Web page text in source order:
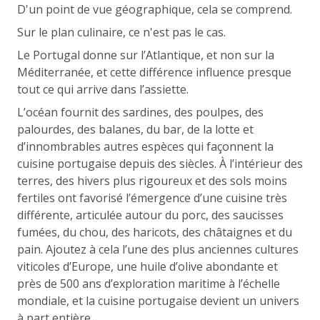
D'un point de vue géographique, cela se comprend.
Sur le plan culinaire, ce n'est pas le cas.
Le Portugal donne sur l’Atlantique, et non sur la
Méditerranée, et cette différence influence presque
tout ce qui arrive dans l’assiette.
L’océan fournit des sardines, des poulpes, des
palourdes, des balanes, du bar, de la lotte et
d’innombrables autres espèces qui façonnent la
cuisine portugaise depuis des siècles. À l’intérieur des
terres, des hivers plus rigoureux et des sols moins
fertiles ont favorisé l’émergence d’une cuisine très
différente, articulée autour du porc, des saucisses
fumées, du chou, des haricots, des châtaignes et du
pain. Ajoutez à cela l’une des plus anciennes cultures
viticoles d’Europe, une huile d’olive abondante et
près de 500 ans d’exploration maritime à l’échelle
mondiale, et la cuisine portugaise devient un univers